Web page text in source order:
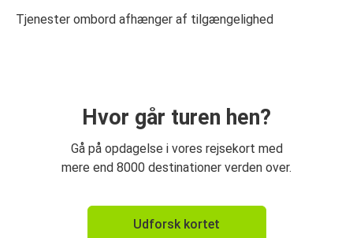
Tjenester ombord afhænger af tilgængelighed
Hvor går turen hen?
Gå på opdagelse i vores rejsekort med
mere end 8000 destinationer verden over.
Udforsk kortet